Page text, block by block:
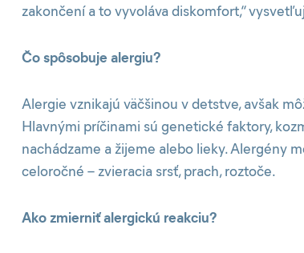
zakončení a to vyvoláva diskomfort,“
Čo spôsobuje alergiu?
Alergie vznikajú väčšinou v detstve, avšak
Hlavnými príčinami sú genetické faktory,
nachádzame a žijeme alebo lieky. Alergény
celoročné – zvieracia srsť, prach, roztoče.
Ako zmierniť alergickú reakciu?